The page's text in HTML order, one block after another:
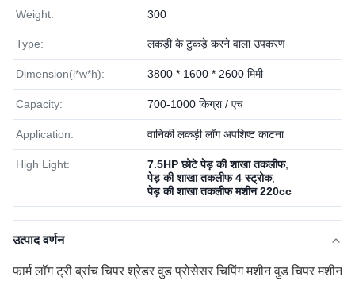
Weight: 300
Type: लकड़ी के टुकड़े करने वाला उपकरण
Dimension(l*w*h): 3800 * 1600 * 2600 मिमी
Capacity: 700-1000 किग्रा / एच
Application: वानिकी लकड़ी लॉग अपशिष्ट काटना
High Light: 7.5HP छोटे पेड़ की शाखा तकलीफ,
पेड़ की शाखा तकलीफ 4 स्ट्रोक,
पेड़ की शाखा तकलीफ मशीन 220cc
उत्पाद वर्णन
फार्म लॉग ट्री ब्रांच चिपर श्रेडर वुड प्रोसेसर चिपिंग मशीन वुड चिपर मशीन